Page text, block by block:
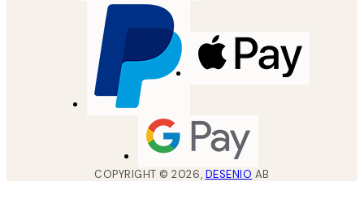
COPYRIGHT ©2026, DESENIO AB